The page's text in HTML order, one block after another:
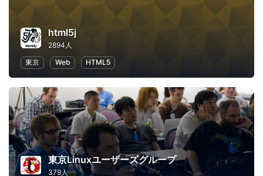
html5j
2894人
東京
Web HTML5
東京Linuxユーザーズグループ
379人